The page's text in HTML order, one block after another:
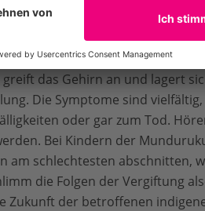
das Gehirn an und lagert
Die Symptome sind
oder gar zum Tod.
Bei Kindern der
am schlechtesten abschnitten,
die Folgen der Vergiftung
Zukunft der betroffenen